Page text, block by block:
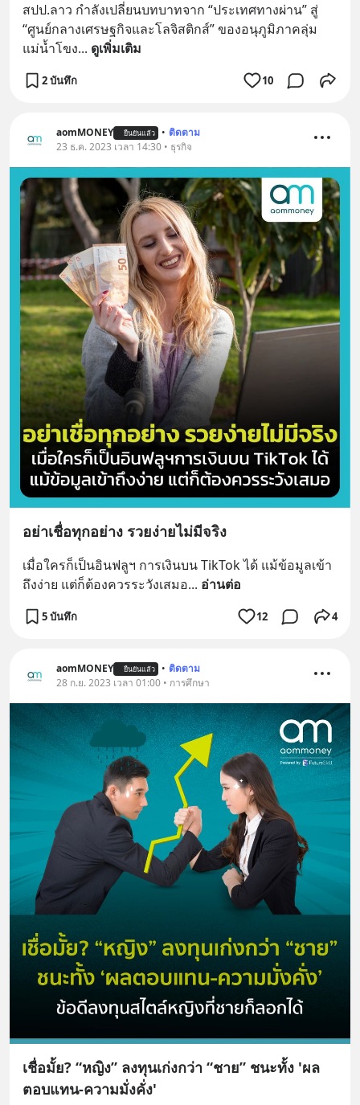
สปป.ลาว กำลังเปลี่ยนบทบาทจาก “ประเทศทางผ่าน” สู่
“ศูนย์กลางเศรษฐกิจและโลจิสติกส์” ของอนุภูมิภาคลุ่ม
แม่น้ำโขง... ดูเพิ่มเติม
2 บันทึก 10
aomMONEY ยืนยันแล้ว • ติดตาม
23 ธ.ค. 2023 เวลา 14:30 • ธุรกิจ
อย่าเชื่อทุกอย่าง รวยง่ายไม่มีจริง
เมื่อใครก็เป็นอินฟลูฯ การเงินบน TikTok ได้ แม้ข้อมูลเข้า
ถึงง่าย แต่ก็ต้องควรระวังเสมอ... อ่านต่อ
5 บันทึก 12 4
aomMONEY ยืนยันแล้ว • ติดตาม
28 ก.ย. 2023 เวลา 01:00 • การศึกษา
เชื่อมั้ย? “หญิง” ลงทุนเก่งกว่า “ชาย” ชนะทั้ง 'ผล
ตอบแทน-ความมั่งคั่ง'